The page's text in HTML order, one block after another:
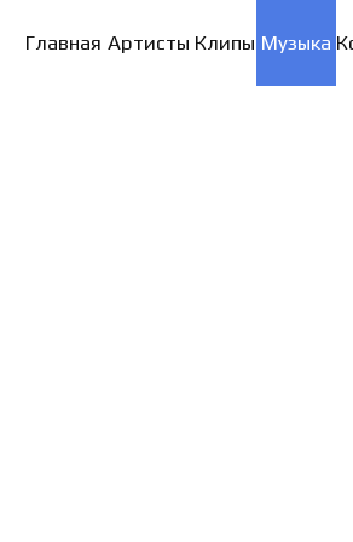
Главная Артисты Клипы Музыка